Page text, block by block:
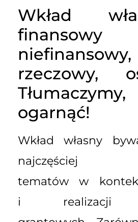
Wkład
niefinansowy,
rzeczowy,
ogarnąć!
Wkład własny
najczęściej
tematów w
i realizacji